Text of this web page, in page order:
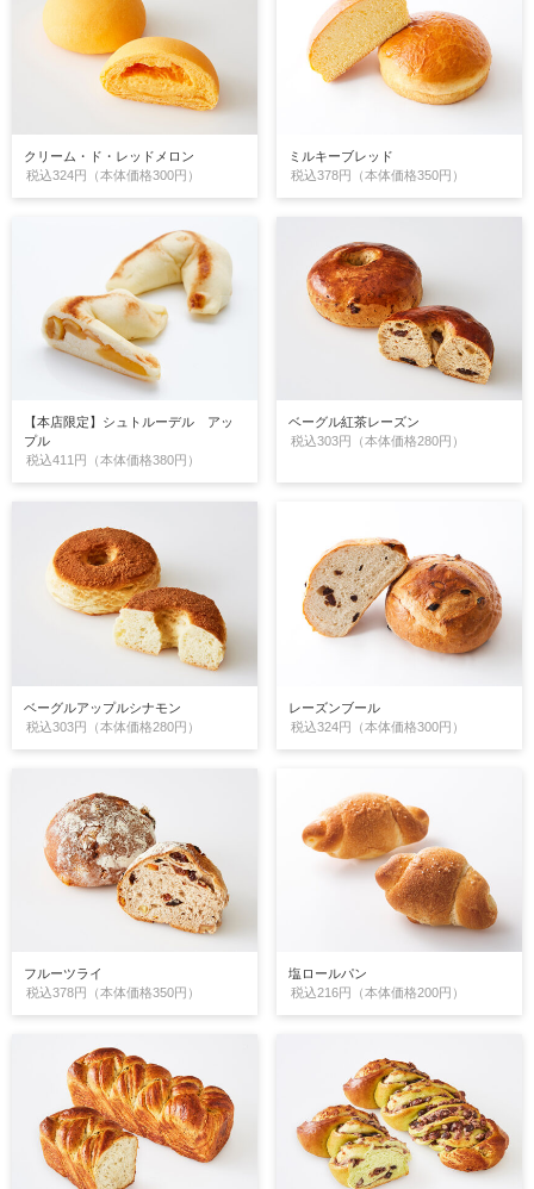
クリーム・ド・レッドメロン
税込324円（本体価格300円）
ミルキーブレッド
税込378円（本体価格350円）
【本店限定】シュトルーデル アッ
プル
税込411円（本体価格380円）
ベーグル紅茶レーズン
税込303円（本体価格280円）
ベーグルアップルシナモン
税込303円（本体価格280円）
レーズンブール
税込324円（本体価格300円）
フルーツライ
税込378円（本体価格350円）
塩ロールパン
税込216円（本体価格200円）